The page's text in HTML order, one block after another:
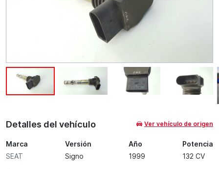
Detalles del vehículo Ver vehículo de origen
Marca
SEAT
Versión
Signo
Año
1999
Potencia
132 CV